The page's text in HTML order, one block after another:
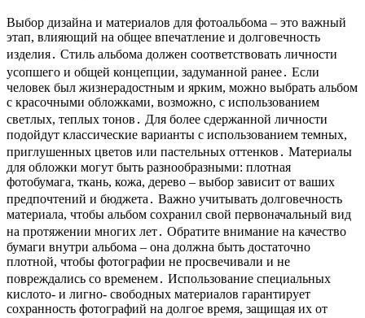
Выбор дизайна и материалов для фотоальбома – это важный
этап, влияющий на общее впечатление и долговечность
изделия․ Стиль альбома должен соответствовать личности
усопшего и общей концепции, задуманной ранее․ Если
человек был жизнерадостным и ярким, можно выбрать альбом
с красочными обложками, возможно, с использованием
светлых, теплых тонов․ Для более сдержанной личности
подойдут классические варианты с использованием темных,
приглушенных цветов или пастельных оттенков․ Материалы
для обложки могут быть разнообразными: плотная
фотобумага, ткань, кожа, дерево – выбор зависит от ваших
предпочтений и бюджета․ Важно учитывать долговечность
материала, чтобы альбом сохранил свой первоначальный вид
на протяжении многих лет․ Обратите внимание на качество
бумаги внутри альбома – она должна быть достаточно
плотной, чтобы фотографии не просвечивали и не
повреждались со временем․ Использование специальных
кислото- и лигно- свободных материалов гарантирует
сохранность фотографий на долгое время, защищая их от